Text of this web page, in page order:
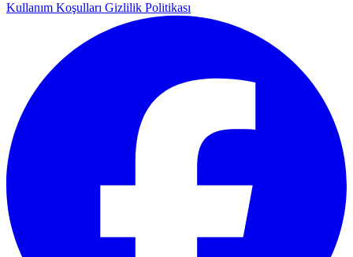
Kullanım Koşulları Gizlilik Politikası